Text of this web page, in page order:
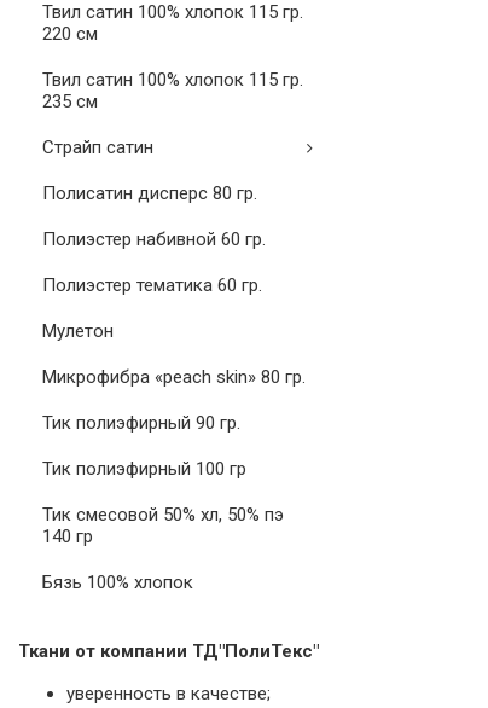
Твил сатин 100% хлопок 115 гр.
220 см
Твил сатин 100% хлопок 115 гр.
235 см
Страйп сатин
Полисатин дисперс 80 гр.
Полиэстер набивной 60 гр.
Полиэстер тематика 60 гр.
Мулетон
Микрофибра «peach skin» 80 гр.
Тик полиэфирный 90 гр.
Тик полиэфирный 100 гр
Тик смесовой 50% хл, 50% пэ
140 гр
Бязь 100% хлопок
Ткани от компании ТД"ПолиТекс"
уверенность в качестве;